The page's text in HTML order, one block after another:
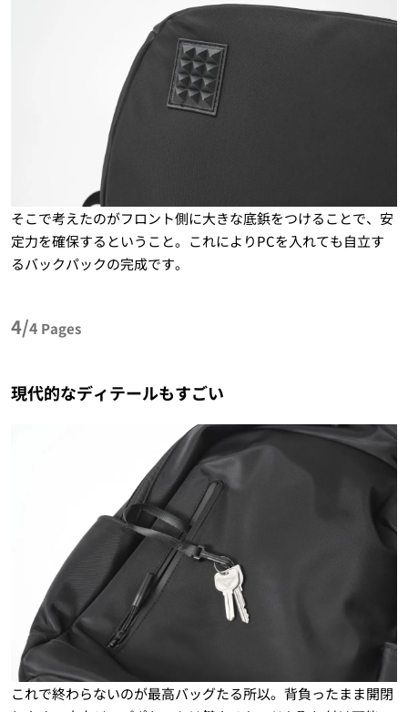
そこで考えたのがフロント側に大きな底鋲をつけることで、安
定力を確保するということ。これによりPCを入れても自立す
るバックパックの完成です。
4/4 Pages
現代的なディテールもすごい
これで終わらないのが最高バッグたる所以。背負ったまま開閉